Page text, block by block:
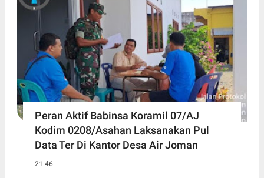
Peran Aktif Babinsa Koramil 07/AJ
Kodim 0208/Asahan Laksanakan Pul
Data Ter Di Kantor Desa Air Joman
21:46